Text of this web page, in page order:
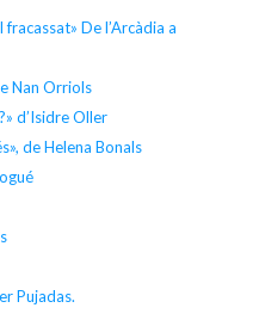
fracassat» De l’Arcàdia a
Nan Orriols
d’Isidre Oller
de Helena Bonals
Pujadas.